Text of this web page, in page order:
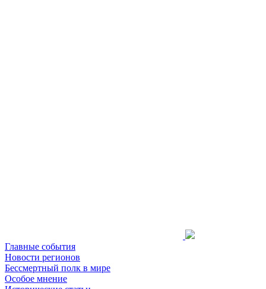
Главные события
Новости регионов
Бессмертный полк в мире
Особое мнение